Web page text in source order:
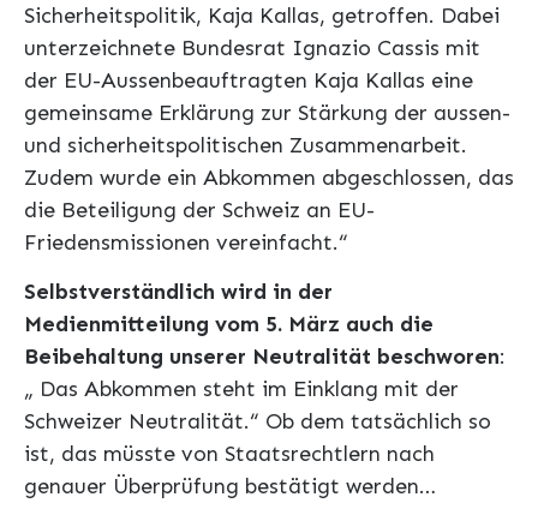
Sicherheitspolitik, Kaja Kallas, getroffen. Dabei
unterzeichnete Bundesrat Ignazio Cassis mit
der EU-Aussenbeauftragten Kaja Kallas eine
gemeinsame Erklärung zur Stärkung der aussen-
und sicherheitspolitischen Zusammenarbeit.
Zudem wurde ein Abkommen abgeschlossen, das
die Beteiligung der Schweiz an EU-
Friedensmissionen vereinfacht.“
Selbstverständlich wird in der
Medienmitteilung vom 5. März auch die
Beibehaltung unserer Neutralität beschworen:
„ Das Abkommen steht im Einklang mit der
Schweizer Neutralität.“ Ob dem tatsächlich so
ist, das müsste von Staatsrechtlern nach
genauer Überprüfung bestätigt werden…